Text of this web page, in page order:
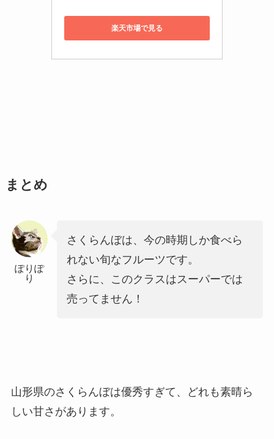
楽天市場で見る
まとめ
ぽりぽ
り
さくらんぼは、今の時期しか食べら
れない旬なフルーツです。
さらに、このクラスはスーパーでは
売ってません！
山形県のさくらんぼは優秀すぎて、どれも素晴ら
しい甘さがあります。